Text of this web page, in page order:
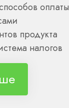
оплаты
продукта
налогов